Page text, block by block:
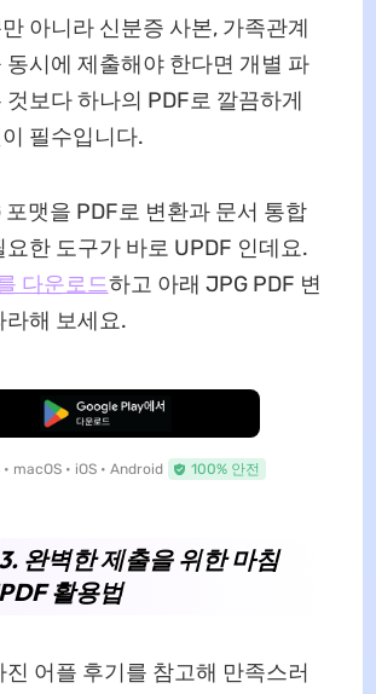
아니라 신분증 사본, 가족관계
동시에 제출해야 한다면 개별 파
것보다 하나의 PDF로 깔끔하게
필수입니다.
맷을 PDF로 변환과 문서 통합
요한 도구가 바로 UPDF 인데요.
다운로드하고 아래 JPG PDF 변
라해 보세요.
무료로 다운로드
macOS • iOS • Android 100% 안전
완벽한 제출을 위한 마침
활용법
진 어플 후기를 참고해 만족스러